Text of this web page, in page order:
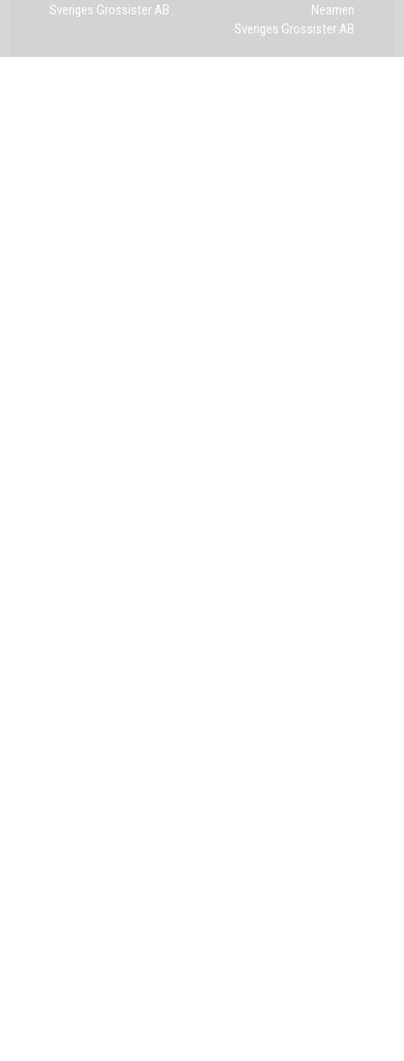
Sveriges Grossister AB
Neamen
Sveriges Grossister AB